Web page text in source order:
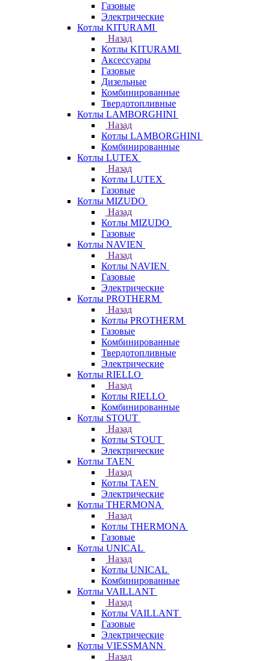
Газовые
Электрические
Котлы KITURAMI
Назад
Котлы KITURAMI
Аксессуары
Газовые
Дизельные
Комбинированные
Твердотопливные
Котлы LAMBORGHINI
Назад
Котлы LAMBORGHINI
Комбинированные
Котлы LUTEX
Назад
Котлы LUTEX
Газовые
Котлы MIZUDO
Назад
Котлы MIZUDO
Газовые
Котлы NAVIEN
Назад
Котлы NAVIEN
Газовые
Электрические
Котлы PROTHERM
Назад
Котлы PROTHERM
Газовые
Комбинированные
Твердотопливные
Электрические
Котлы RIELLO
Назад
Котлы RIELLO
Комбинированные
Котлы STOUT
Назад
Котлы STOUT
Электрические
Котлы TAEN
Назад
Котлы TAEN
Электрические
Котлы THERMONA
Назад
Котлы THERMONA
Газовые
Котлы UNICAL
Назад
Котлы UNICAL
Комбинированные
Котлы VAILLANT
Назад
Котлы VAILLANT
Газовые
Электрические
Котлы VIESSMANN
Назад